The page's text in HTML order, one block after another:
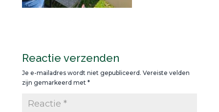
Reactie verzenden
Je e-mailadres wordt niet gepubliceerd. Vereiste velden
zijn gemarkeerd met *